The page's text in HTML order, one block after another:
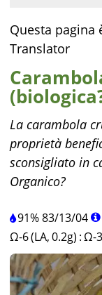
Questa pagina
Translator
La carambola
proprietà
sconsigliato in
Organico?
91%83/13/04
Ω-6 (LA, 0.2g) :Ω-